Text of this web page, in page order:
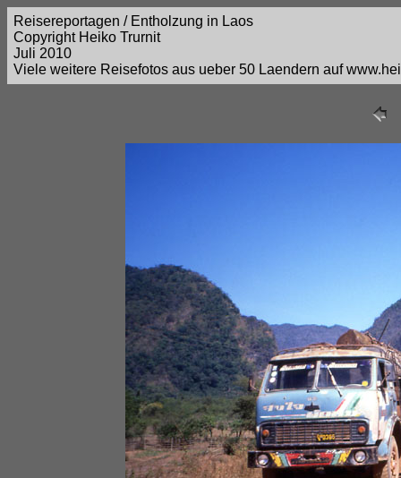
Reisereportagen / Entholzung in Laos
Copyright Heiko Trurnit
Juli 2010
Viele weitere Reisefotos aus ueber 50 Laendern auf